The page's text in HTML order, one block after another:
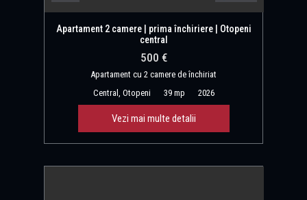
Apartament 2 camere | prima închiriere | Otopeni
central
500 €
Apartament cu 2 camere de închiriat
Central, Otopeni
39 mp 2026
Vezi mai multe detalii